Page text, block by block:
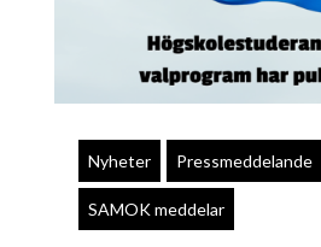
Nyheter Pressmeddelande
SAMOK meddelar